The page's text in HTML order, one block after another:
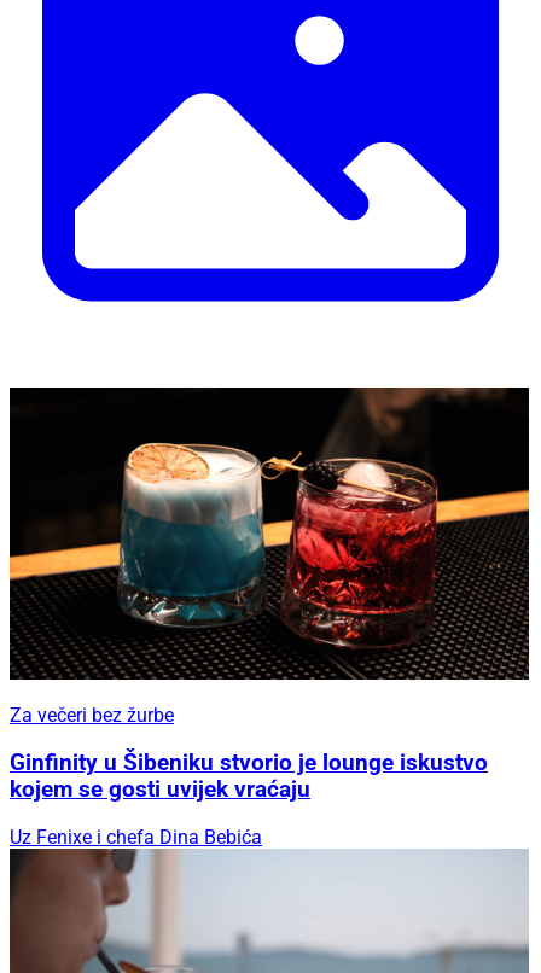
Za večeri bez žurbe
Ginfinity u Šibeniku stvorio je lounge iskustvo
kojem se gosti uvijek vraćaju
Uz Fenixe i chefa Dina Bebića